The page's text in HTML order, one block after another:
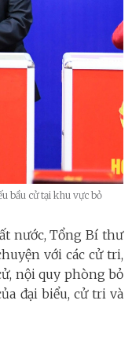
bầu cử tại khu vực bỏ
nước, Tổng Bí thư
với các cử tri,
nội quy phòng bỏ
đại biểu, cử tri và